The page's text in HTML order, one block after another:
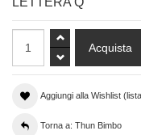
Aggiungi alla Wishlist
Torna a: Thun Bimbo